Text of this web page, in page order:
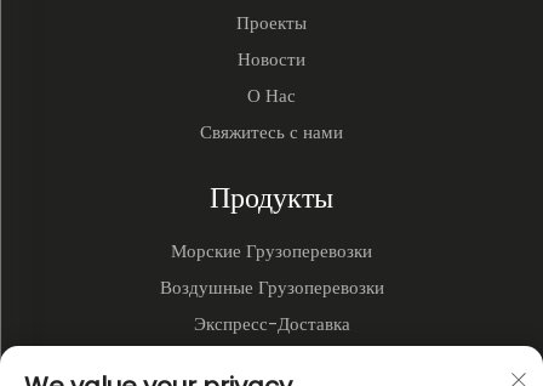
Проекты
Новости
О Нас
Свяжитесь с нами
Продукты
Морские Грузоперевозки
Воздушные Грузоперевозки
Экспресс-Доставка